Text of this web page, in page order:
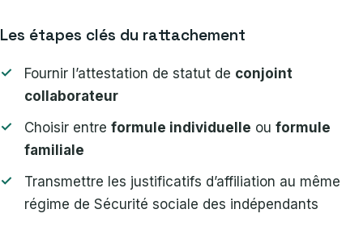
Les étapes clés du rattachement
Fournir l’attestation de statut de conjoint
collaborateur
Choisir entre formule individuelle ou formule
familiale
Transmettre les justificatifs d’affiliation au même
régime de Sécurité sociale des indépendants